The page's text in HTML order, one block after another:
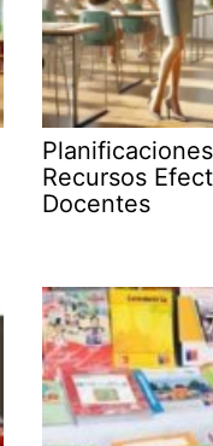
Recursos
Docentes